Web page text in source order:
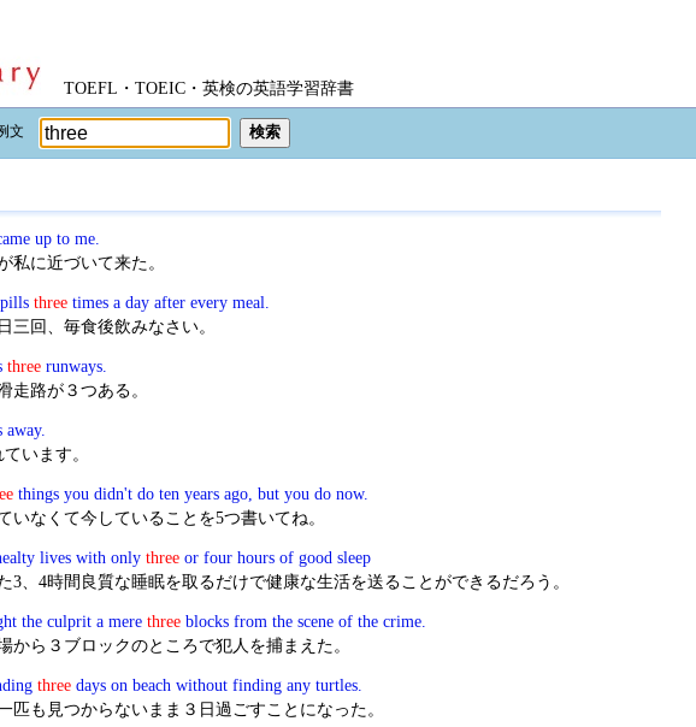
TOEFL・TOEIC・英検の英語学習辞書
文
up to me.
私に近づいて来た。
three times a day after every meal.
三回、毎食後飲みなさい。
three runways.
走路が３つある。
away.
います。
things you didn't do ten years ago, but you do now.
いなくて今していることを5つ書いてね。
lives with only three or four hours of good sleep
3、4時間良質な睡眠を取るだけで健康な生活を送ることができるだろう。
the culprit a mere three blocks from the scene of the crime.
から３ブロックのところで犯人を捕まえた。
three days on beach without finding any turtles.
匹も見つからないまま３日過ごすことになった。